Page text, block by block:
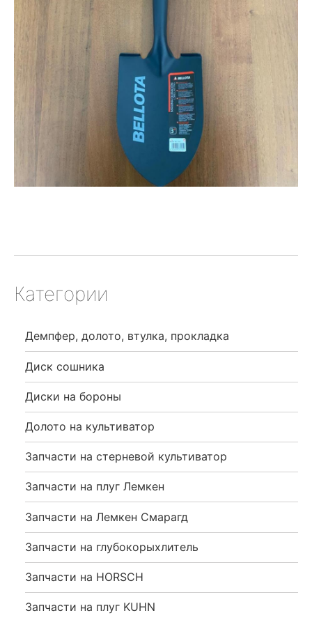
Категории
Демпфер, долото, втулка, прокладка
Диск сошника
Диски на бороны
Долото на культиватор
Запчасти на стерневой культиватор
Запчасти на плуг Лемкен
Запчасти на Лемкен Смарагд
Запчасти на глубокорыхлитель
Запчасти на HORSCH
Запчасти на плуг KUHN